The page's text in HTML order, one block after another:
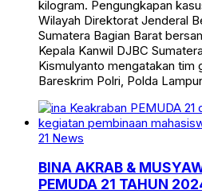
kilogram. Pengungkapan
Wilayah Direktorat Jenderal
Sumatera Bagian Barat
Kepala Kanwil DJBC
Kismulyanto mengatakan tim
Bareskrim Polri, Polda
21 News
BINA AKRAB &
PEMUDA 21 TAHUN